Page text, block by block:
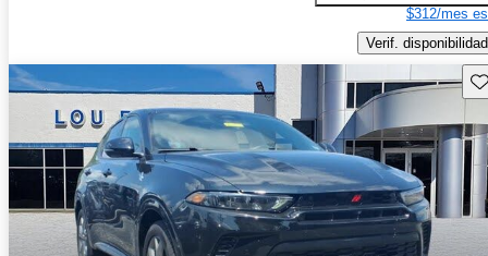
$312/mes
Verif. disponibilidad